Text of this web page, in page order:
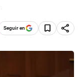
Seguir en